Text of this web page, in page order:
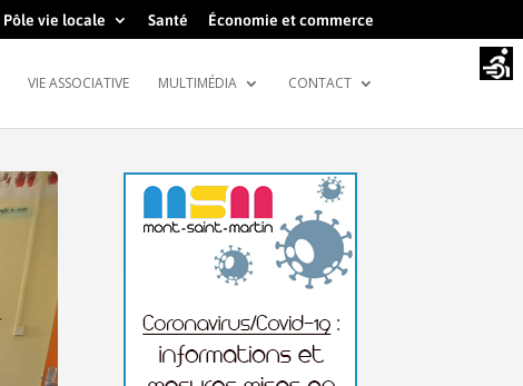
Pôle vie locale Santé Économie et commerce
VIE ASSOCIATIVE MULTIMÉDIA CONTACT